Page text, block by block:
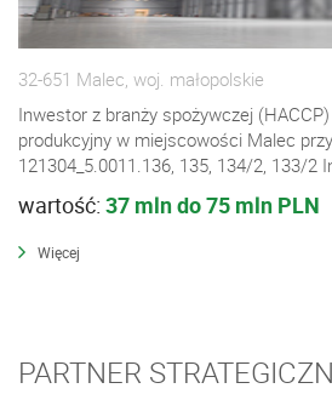
32-651 Malec, woj. małopolskie
Inwestor z branży spożywczej
produkcyjny w miejscowości Malec
121304_5.0011.136, 135, 134/2, 133/2
wartość: 37 mln do 75 mln PLN
Więcej
PARTNER